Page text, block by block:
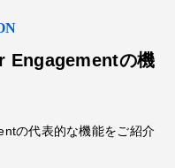
Engagementの機
の代表的な機能をご紹介